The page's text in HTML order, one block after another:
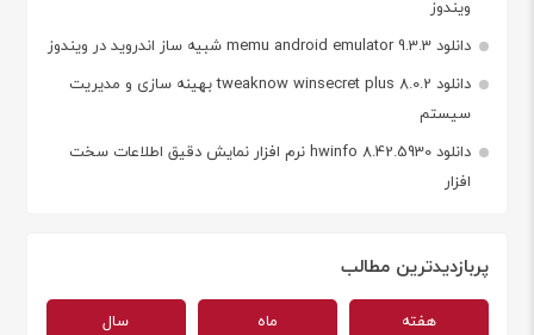
ویندوز
دانلود memu android emulator 9.3.3 شبیه ساز اندروید در ویندوز
دانلود tweaknow winsecret plus 8.0.2 بهینه سازی و مدیریت
سیستم
دانلود hwinfo 8.42.5930 نرم افزار نمایش دقیق اطلاعات سخت
افزار
پربازدیدترین مطالب
هفته ماه سال